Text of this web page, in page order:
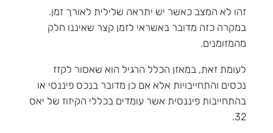
זהו לא המצב כאשר יש יתראה שלילית לאורך זמן.
במקרה כזה מדובר באשראי לזמן קצר שאיננו חלק
מהמזומנים.
לעומת זאת, במאזן הכלל הרגיל הוא שאסור לקזז
נכסים והתחייבויות אלא אם כן מדובר בנכס פיננסי או
בהתחייבות פיננסית אשר עומדים בכללי הקיזוז של יאס
32.